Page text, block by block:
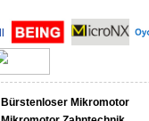
Bürstenloser Mikromotor